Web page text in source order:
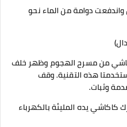
واندفعت دوامة من الماء نحو
من مسرح الهجوم وظهر خلف
هذه التقنية. وقف
وثبات.
كاكاشي يده المليئة بالكهرباء